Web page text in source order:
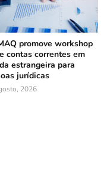
promove workshop
contas correntes em
estrangeira para
jurídicas
2026